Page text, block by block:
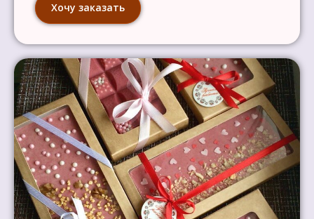
Хочу заказать